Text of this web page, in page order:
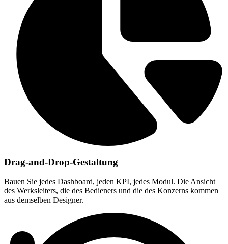
Drag-and-Drop-Gestaltung
Bauen Sie jedes Dashboard, jeden KPI, jedes Modul. Die Ansicht
des Werksleiters, die des Bedieners und die des Konzerns kommen
aus demselben Designer.